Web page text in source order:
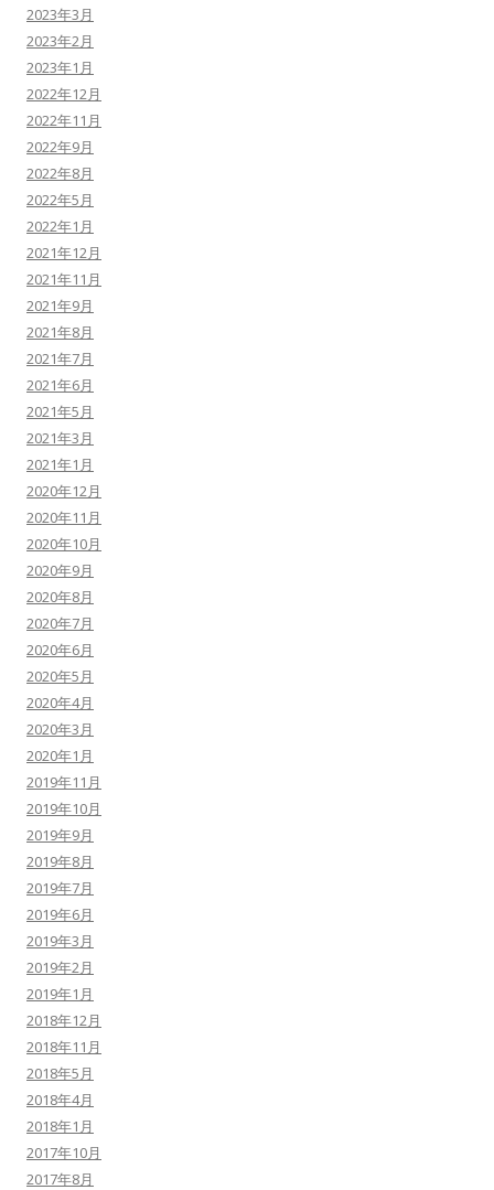
2023年3月
2023年2月
2023年1月
2022年12月
2022年11月
2022年9月
2022年8月
2022年5月
2022年1月
2021年12月
2021年11月
2021年9月
2021年8月
2021年7月
2021年6月
2021年5月
2021年3月
2021年1月
2020年12月
2020年11月
2020年10月
2020年9月
2020年8月
2020年7月
2020年6月
2020年5月
2020年4月
2020年3月
2020年1月
2019年11月
2019年10月
2019年9月
2019年8月
2019年7月
2019年6月
2019年3月
2019年2月
2019年1月
2018年12月
2018年11月
2018年5月
2018年4月
2018年1月
2017年10月
2017年8月